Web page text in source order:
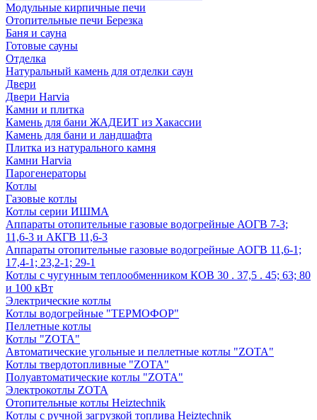
Модульные кирпичные печи
Отопительные печи Березка
Баня и сауна
Готовые сауны
Отделка
Натуральный камень для отделки саун
Двери
Двери Harvia
Камни и плитка
Камень для бани ЖАДЕИТ из Хакассии
Камень для бани и ландшафта
Плитка из натурального камня
Камни Harvia
Парогенераторы
Котлы
Газовые котлы
Котлы серии ИШМА
Аппараты отопительные газовые водогрейные АОГВ 7-3;
11,6-3 и АКГВ 11,6-3
Аппараты отопительные газовые водогрейные АОГВ 11,6-1;
17,4-1; 23,2-1; 29-1
Котлы с чугунным теплообменником КОВ 30 . 37,5 . 45; 63; 80
и 100 кВт
Электрические котлы
Котлы водогрейные "ТЕРМОФОР"
Пеллетные котлы
Котлы "ZOTA"
Автоматические угольные и пеллетные котлы "ZOTA"
Котлы твердотопливные "ZOTA"
Полуавтоматические котлы "ZOTA"
Электрокотлы ZOTA
Отопительные котлы Heiztechnik
Котлы с ручной загрузкой топлива Heiztechnik